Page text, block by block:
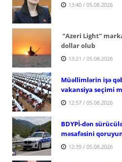
13:40 / 05.08.2026
“Azeri Light”
dollar olub
13:21 / 05.08.2026
Müəllimlərin işə
vakansiya seçimi
12:57 / 05.08.2026
BDYPİ-dən
məsafəsini
12:39 / 05.08.2026